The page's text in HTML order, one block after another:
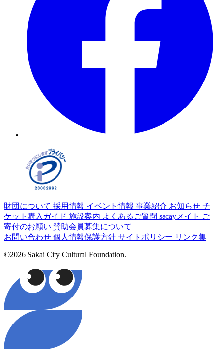
財団について 採用情報 イベント情報 事業紹介 お知らせ チ
ケット購入ガイド 施設案内 よくあるご質問 sacayメイト ご
寄付のお願い 賛助会員募集について
お問い合わせ 個人情報保護方針 サイトポリシー リンク集
©2026 Sakai City Cultural Foundation.